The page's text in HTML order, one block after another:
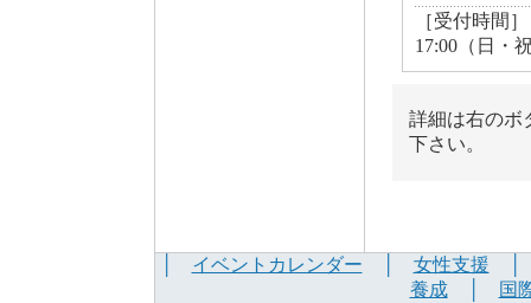
［受付時間
17:00（日・
詳細は右のボ
下さい。
イベントカレンダー 女性支援
養成│
国